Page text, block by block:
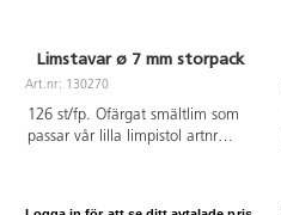
Limstavar ø 7 mm storpack
Art.nr: 130270
126 st/fp. Ofärgat smältlim som
passar vår lilla limpistol artnr